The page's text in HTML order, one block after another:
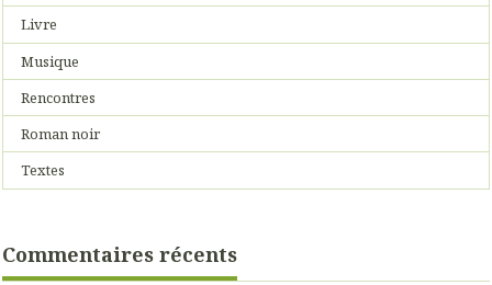
Livre
Musique
Rencontres
Roman noir
Textes
Commentaires récents